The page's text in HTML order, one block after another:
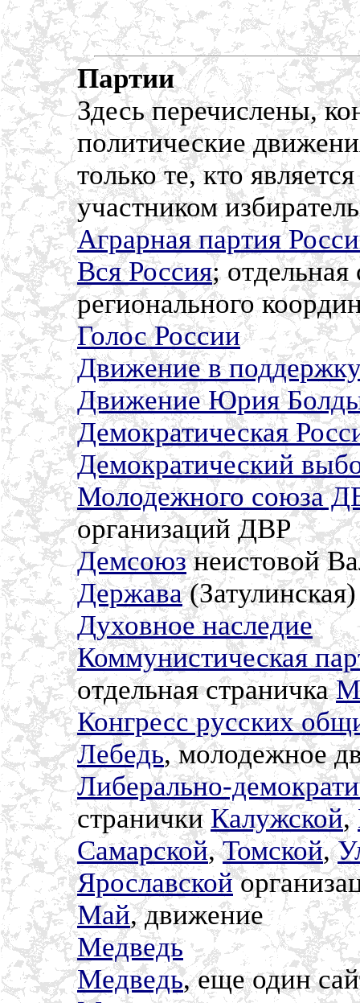
Партии
Здесь перечислены,
политические
только те, кто
участником
Аграрная партия
Вся Россия;
регионального
Голос России
Движение в
Движение Юрия
Демократическая
Демократический
Молодежного союза
организаций ДВР
Демсоюзнеистовой
Держава(Затулинская)
Духовное наследие
Коммунистическая
отдельная страничка
Конгресс русских
Лебедь, молодежное
Либерально-
страничкиКалужской,
Самарской,Томской,
Ярославской
Май, движение
Медведь
Медведь, еще один